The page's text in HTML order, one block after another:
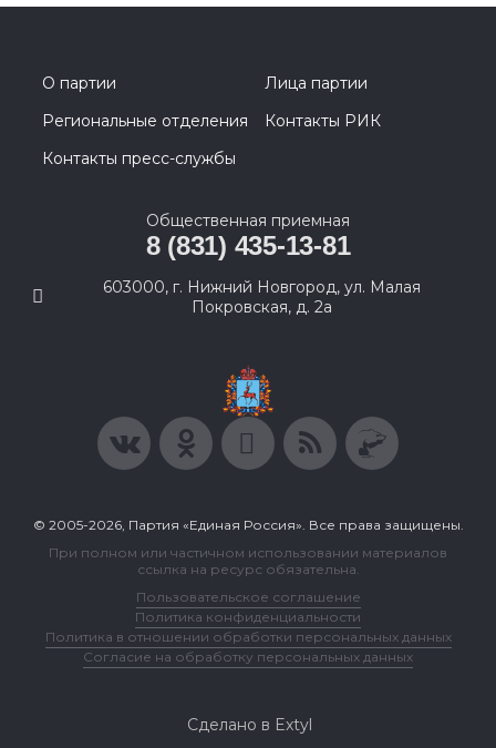
О партии
Лица партии
Региональные отделения
Контакты РИК
Контакты пресс-службы
Общественная приемная
8 (831) 435-13-81
603000, г. Нижний Новгород, ул. Малая
Покровская, д. 2а
© 2005-2026, Партия «Единая Россия». Все права защищены.
При полном или частичном использовании материалов
ссылка на ресурс обязательна.
Пользовательское соглашение
Политика конфиденциальности
Политика в отношении обработки персональных данных
Согласие на обработку персональных данных
Сделано в Extyl